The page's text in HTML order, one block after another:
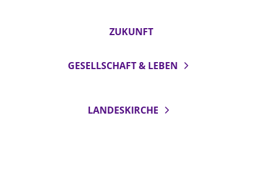
ZUKUNFT
GESELLSCHAFT & LEBEN
LANDESKIRCHE